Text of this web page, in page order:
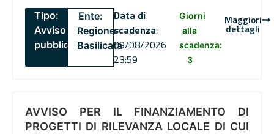
Tipo:
Avviso
pubblico
Ente:
Regione
Basilicata
Data di
scadenza:
09/08/2026
23:59
Giorni
alla
scadenza:
3
Maggiori
dettagli
AVVISO PER IL FINANZIAMENTO DI
PROGETTI DI RILEVANZA LOCALE DI CUI